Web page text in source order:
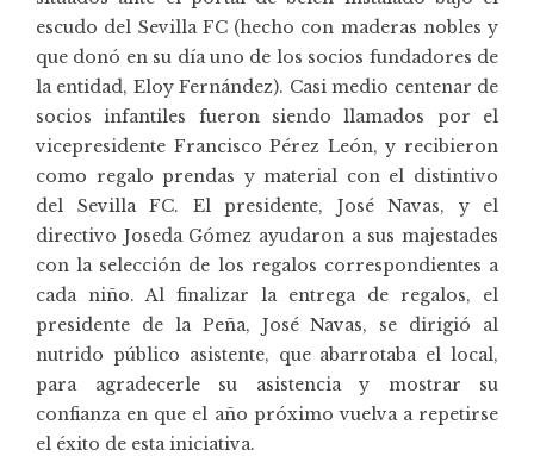
escudo del Sevilla FC (hecho con maderas nobles y
que donó en su día uno de los socios fundadores de
la entidad, Eloy Fernández). Casi medio centenar de
socios infantiles fueron siendo llamados por el
vicepresidente Francisco Pérez León, y recibieron
como regalo prendas y material con el distintivo
del Sevilla FC. El presidente, José Navas, y el
directivo Joseda Gómez ayudaron a sus majestades
con la selección de los regalos correspondientes a
cada niño. Al finalizar la entrega de regalos, el
presidente de la Peña, José Navas, se dirigió al
nutrido público asistente, que abarrotaba el local,
para agradecerle su asistencia y mostrar su
confianza en que el año próximo vuelva a repetirse
el éxito de esta iniciativa.